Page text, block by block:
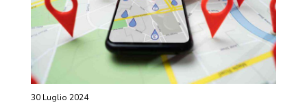
30 Luglio 2024